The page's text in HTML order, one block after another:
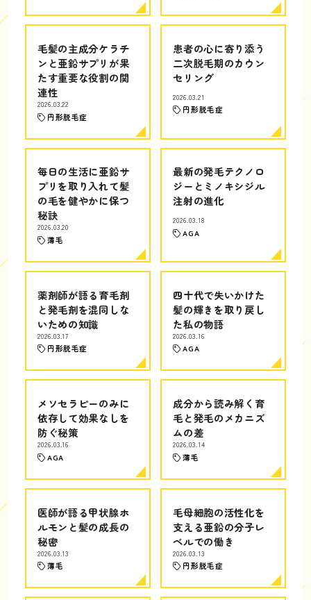
毛髪の主成分ケラチ
ンと亜鉛サプリが果
たす重要な役割の関
連性
2026.03.22
円形脱毛症
患者の心に寄り添う
二次脱毛期のカウン
セリング
2026.03.21
円形脱毛症
毎日の生活に亜鉛サ
プリを取り入れて髪
の毛を健やかに保つ
秘訣
2026.03.20
薄毛
最新の発毛テクノロ
ジーとミノキシジル
注射の進化
2026.03.18
AGA
薬剤師が語る育毛剤
と発毛剤を混同しな
いための知識
2026.03.17
円形脱毛症
四十代で失いかけた
髪の輝きを取り戻し
た私の物語
2026.03.16
AGA
メソセラピーのみに
依存して効果なしを
防ぐ秘策
2026.03.16
AGA
成分から読み解く育
毛と発毛のメカニズ
ムの差
2026.03.14
薄毛
医師が語る甲状腺ホ
ルモンと髪の成長の
秘密
2026.03.13
薄毛
毛母細胞の活性化を
支える亜鉛の分子レ
ベルでの働き
2026.03.13
円形脱毛症